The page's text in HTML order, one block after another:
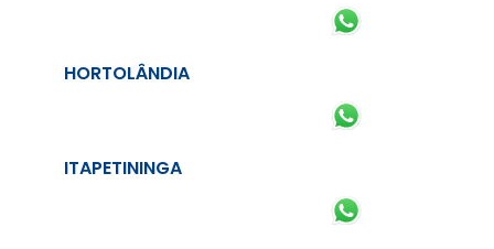
HORTOLÂNDIA
ITAPETININGA